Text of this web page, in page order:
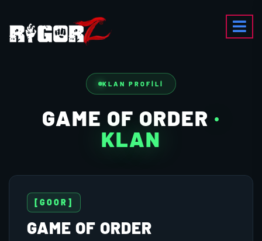
KLAN PROFILI
GAME OF ORDER ·
KLAN
[GOOR]
GAME OF ORDER